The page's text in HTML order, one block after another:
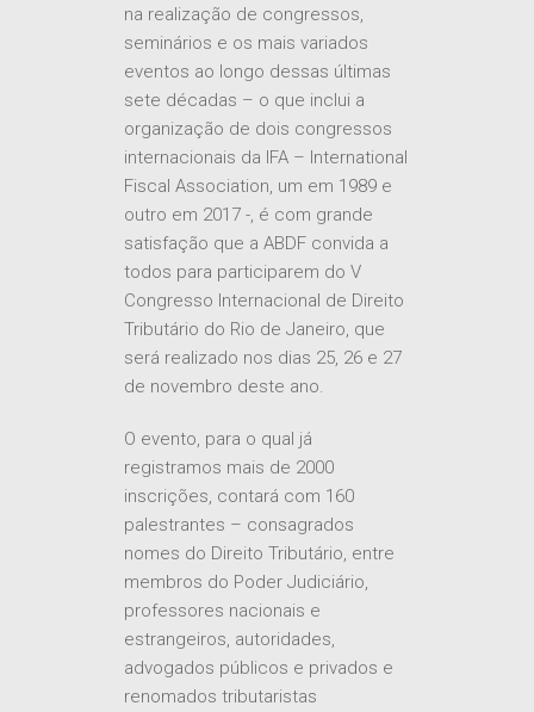
na realização de congressos,
seminários e os mais variados
eventos ao longo dessas últimas
sete décadas – o que inclui a
organização de dois congressos
internacionais da IFA – International
Fiscal Association, um em 1989 e
outro em 2017 -, é com grande
satisfação que a ABDF convida a
todos para participarem do V
Congresso Internacional de Direito
Tributário do Rio de Janeiro, que
será realizado nos dias 25, 26 e 27
de novembro deste ano.
O evento, para o qual já
registramos mais de 2000
inscrições, contará com 160
palestrantes – consagrados
nomes do Direito Tributário, entre
membros do Poder Judiciário,
professores nacionais e
estrangeiros, autoridades,
advogados públicos e privados e
renomados tributaristas